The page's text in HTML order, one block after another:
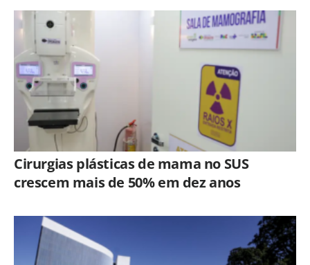
Cirurgias plásticas de mama no SUS
crescem mais de 50% em dez anos